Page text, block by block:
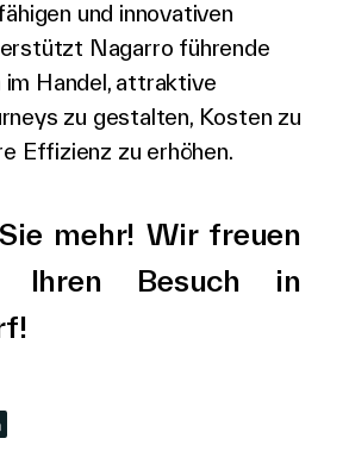
und innovativen
Nagarro führende
im Handel, attraktive
zu gestalten, Kosten zu
Effizienz zu erhöhen.
mehr! Wir freuen
Ihren Besuch in